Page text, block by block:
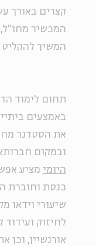
קצרים באורך
המכשיר
המשיך להקליט
תחום לימוד
באמצעים
את הסטדנר
ובמקום
היומי מציע
כנסת וחוברת
שיעורי וידאו
לחיזוק
אורנשיין, וכן